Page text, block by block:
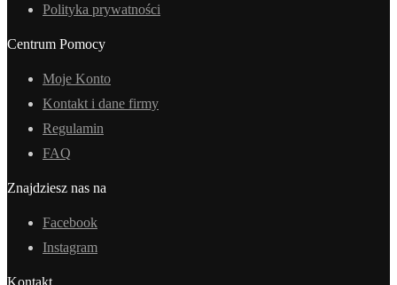
Polityka prywatności
Centrum Pomocy
Moje Konto
Kontakt i dane firmy
Regulamin
FAQ
Znajdziesz nas na
Facebook
Instagram
Kontakt